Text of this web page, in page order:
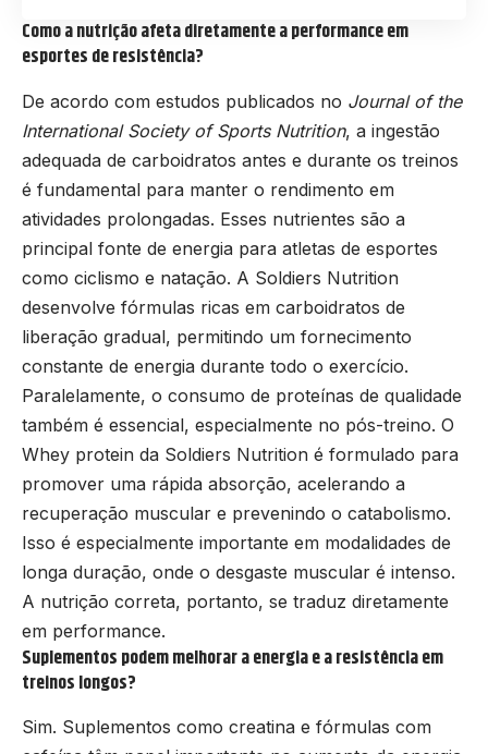
Como a nutrição afeta diretamente a performance em
esportes de resistência?
De acordo com estudos publicados no Journal of the
International Society of Sports Nutrition, a ingestão
adequada de carboidratos antes e durante os treinos
é fundamental para manter o rendimento em
atividades prolongadas. Esses nutrientes são a
principal fonte de energia para atletas de esportes
como ciclismo e natação. A Soldiers Nutrition
desenvolve fórmulas ricas em carboidratos de
liberação gradual, permitindo um fornecimento
constante de energia durante todo o exercício.
Paralelamente, o consumo de proteínas de qualidade
também é essencial, especialmente no pós-treino. O
Whey protein da Soldiers Nutrition é formulado para
promover uma rápida absorção, acelerando a
recuperação muscular e prevenindo o catabolismo.
Isso é especialmente importante em modalidades de
longa duração, onde o desgaste muscular é intenso.
A nutrição correta, portanto, se traduz diretamente
em performance.
Suplementos podem melhorar a energia e a resistência em
treinos longos?
Sim. Suplementos como creatina e fórmulas com